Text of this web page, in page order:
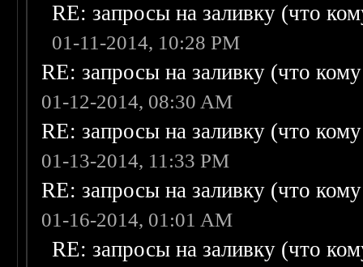
RE: запросы на заливку (что
01-11-2014, 10:28 PM
RE: запросы на заливку (что
01-12-2014, 08:30 AM
RE: запросы на заливку (что
01-13-2014, 11:33 PM
RE: запросы на заливку (что
01-16-2014, 01:01 AM
RE: запросы на заливку (что